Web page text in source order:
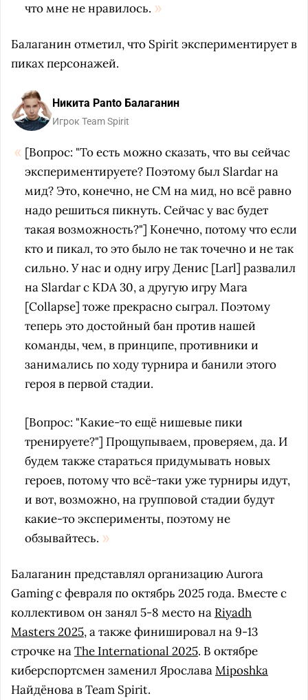
что мне не нравилось.
Балаганин отметил, что Spirit экспериментирует в
пиках персонажей.
Никита Panto Балаганин
Игрок Team Spirit
[Вопрос: "То есть можно сказать, что вы сейчас
экспериментируете? Поэтому был Slardar на
мид? Это, конечно, не CM на мид, но всё равно
надо решиться пикнуть. Сейчас у вас будет
такая возможность?"] Конечно, потому что если
кто и пикал, то это было не так точечно и не так
сильно. У нас и одну игру Денис [Larl] развалил
на Slardar с KDA 30, а другую игру Мага
[Collapse] тоже прекрасно сыграл. Поэтому
теперь это достойный бан против нашей
команды, чем, в принципе, противники и
занимались по ходу турнира и банили этого
героя в первой стадии.
[Вопрос: "Какие-то ещё нишевые пики
тренируете?"] Прощупываем, проверяем, да. И
будем также стараться придумывать новых
героев, потому что всё-таки уже турниры идут,
и вот, возможно, на групповой стадии будут
какие-то эксперименты, поэтому не
обзывайтесь.
Балаганин представлял организацию Aurora
Gaming с февраля по октябрь 2025 года. Вместе с
коллективом он занял 5-8 место на Riyadh
Masters 2025, а также финишировал на 9-13
строчке наThe International 2025. В октябре
киберспортсмен заменил ЯрославаMiposhka
Найдёнова в Team Spirit.